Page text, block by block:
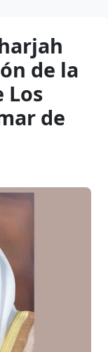
de la
Los
de